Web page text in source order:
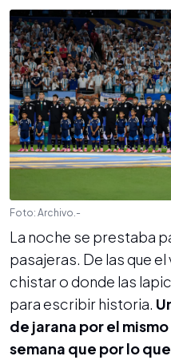
Foto: Archivo.-
La noche se prestaba
pasajeras. De las que
chistar o donde las
para escribir historia.
de jarana por el
semana que por lo